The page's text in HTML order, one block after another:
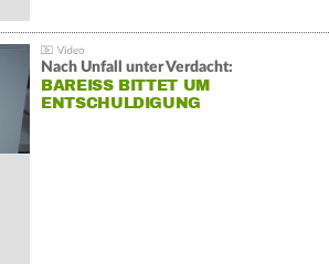
Nach Unfall unter Verdacht:
BAREISS BITTET UM E
NTSCHULDIGUNG